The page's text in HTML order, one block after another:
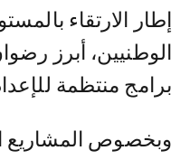
إطار الارتقاء
الوطنيين، أبرز
برامج منتظمة
وبخصوص المشاريع